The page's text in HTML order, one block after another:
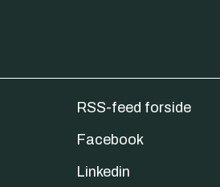
RSS-feed forside
Facebook
Linkedin